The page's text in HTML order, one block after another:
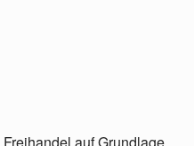
auf Grundlage